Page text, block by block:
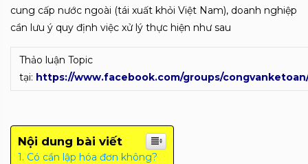
cung cấp nước ngoài (tái xuất khỏi Việt Nam), doanh nghiệp
cần lưu ý quy định việc xử lý thực hiện như sau
Thảo luận Topic
tại: https://www.facebook.com/groups/
Nội dung bài viết
Có cần lập hóa đơn không?